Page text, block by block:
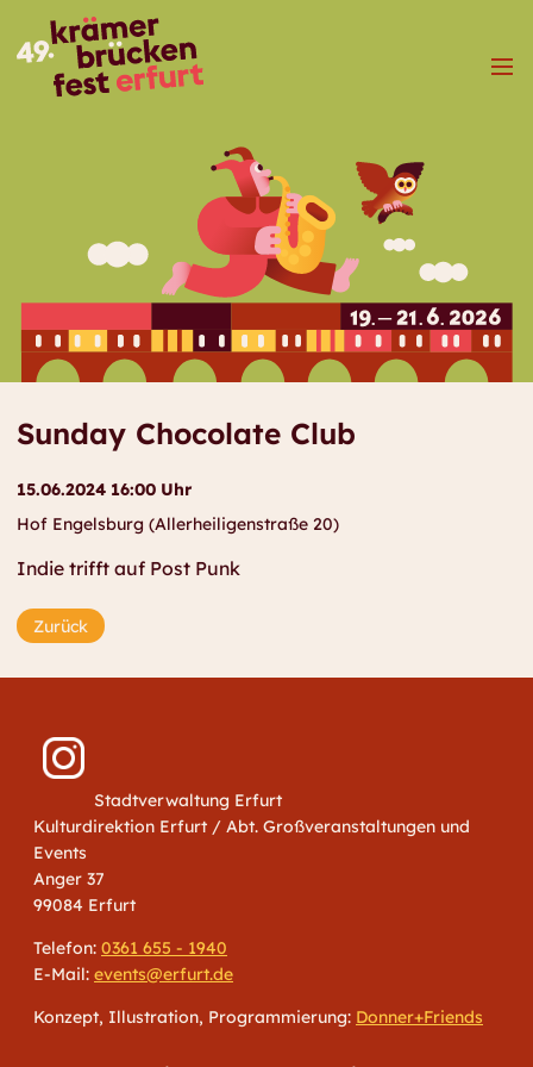
Menü
Sunday Chocolate Club
15.06.2024 16:00 Uhr
Hof Engelsburg (Allerheiligenstraße 20)
Indie trifft auf Post Punk
Zurück
Stadtverwaltung Erfurt
Kulturdirektion Erfurt / Abt. Großveranstaltungen und
Events
Anger 37
99084 Erfurt
Telefon: 0361 655 - 1940
E-Mail: events@erfurt.de
Konzept, Illustration, Programmierung: Donner+Friends